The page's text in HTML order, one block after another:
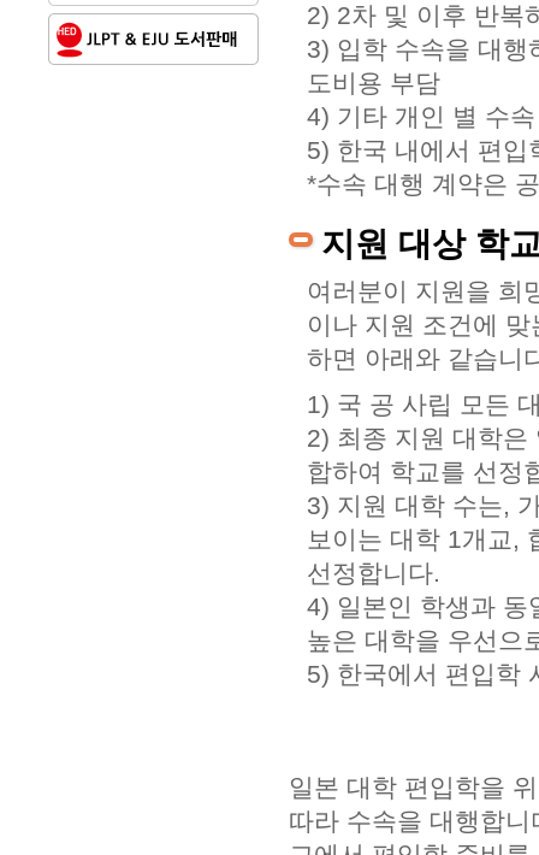
2) 2차 및 이후 반복
3) 입학 수속을 대행
도비용 부담
4) 기타 개인 별 수
5) 한국 내에서 편입
*수속 대행 계약은
지원 대상 학
여러분이 지원을 희
이나 지원 조건에
하면 아래와 같습니
1) 국 공 사립 모든
2) 최종 지원 대학은
합하여 학교를 선정
3) 지원 대학 수는,
보이는 대학 1개교,
선정합니다.
4) 일본인 학생과 동
높은 대학을 우선으
5) 한국에서 편입학
일본 대학 편입학을
따라 수속을 대행합